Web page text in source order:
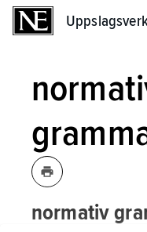
normativ